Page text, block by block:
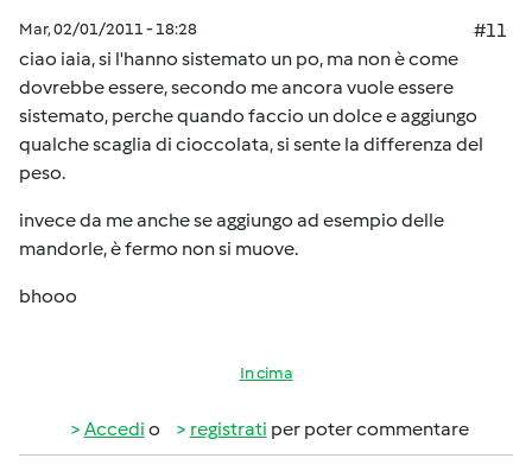
Mar, 02/01/2011 - 18:28
#11
ciao iaia, si l'hanno sistemato un po, ma non è come
dovrebbe essere, secondo me ancora vuole essere
sistemato, perche quando faccio un dolce e aggiungo
qualche scaglia di cioccolata, si sente la differenza del
peso.
invece da me anche se aggiungo ad esempio delle
mandorle, è fermo non si muove.
bhooo
In cima
Accedi o registrati per poter commentare